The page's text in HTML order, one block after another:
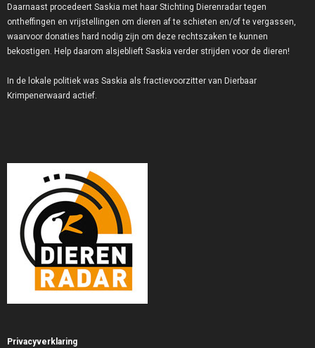
Daarnaast procedeert Saskia met haar Stichting Dierenradar tegen
ontheffingen en vrijstellingen om dieren af te schieten en/of te vergassen,
waarvoor donaties hard nodig zijn om deze rechtszaken te kunnen
bekostigen. Help daarom alsjeblieft Saskia verder strijden voor de dieren!
In de lokale politiek was Saskia als fractievoorzitter van Dierbaar
Krimpenerwaard actief.
Privacyverklaring